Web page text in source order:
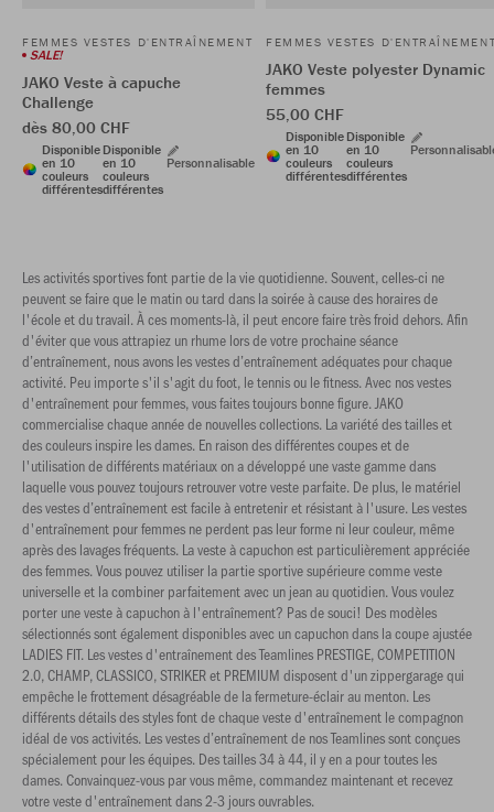
FEMMES VESTES D'ENTRAÎNEMENT
SALE!
JAKO Veste à capuche
Challenge
dès 80,00 CHF
Disponible
en 10
couleurs
différentes
Disponible
en 10
couleurs
différentes
Personnalisable
FEMMES VESTES
JAKO Veste polyester Dynamic
femmes
55,00 CHF
Disponible
en 10
couleurs
différentes
Disponible
en 10
couleurs
différentes
Les activités sportives font partie de la vie quotidienne. Souvent, celles-ci ne
peuvent se faire que le matin ou tard dans la soirée à cause des horaires de
l'école et du travail. À ces moments-là, il peut encore faire très froid dehors. Afin
d'éviter que vous attrapiez un rhume lors de votre prochaine séance
d’entraînement, nous avons les vestes d’entraînement adéquates pour chaque
activité. Peu importe s'il s'agit du foot, le tennis ou le fitness. Avec nos vestes
d'entraînement pour femmes, vous faites toujours bonne figure. JAKO
commercialise chaque année de nouvelles collections. La variété des tailles et
des couleurs inspire les dames. En raison des différentes coupes et de
l'utilisation de différents matériaux on a développé une vaste gamme dans
laquelle vous pouvez toujours retrouver votre veste parfaite. De plus, le matériel
des vestes d’entraînement est facile à entretenir et résistant à l'usure. Les vestes
d'entraînement pour femmes ne perdent pas leur forme ni leur couleur, même
après des lavages fréquents. La veste à capuchon est particulièrement appréciée
des femmes. Vous pouvez utiliser la partie sportive supérieure comme veste
universelle et la combiner parfaitement avec un jean au quotidien. Vous voulez
porter une veste à capuchon à l'entraînement? Pas de souci! Des modèles
sélectionnés sont également disponibles avec un capuchon dans la coupe ajustée
LADIES FIT. Les vestes d'entraînement des Teamlines PRESTIGE, COMPETITION
2.0, CHAMP, CLASSICO, STRIKER et PREMIUM disposent d'un zippergarage qui
empêche le frottement désagréable de la fermeture-éclair au menton. Les
différents détails des styles font de chaque veste d'entraînement le compagnon
idéal de vos activités. Les vestes d’entraînement de nos Teamlines sont conçues
spécialement pour les équipes. Des tailles 34 à 44, il y en a pour toutes les
dames. Convainquez-vous par vous même, commandez maintenant et recevez
votre veste d'entraînement dans 2-3 jours ouvrables.